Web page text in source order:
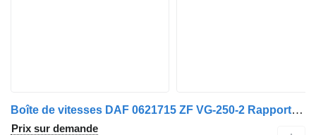
Boîte de vitesses DAF 0621715 ZF VG-250-2 Rapport 1,00-2,03 YA 4440 Plus de pièces en stock 0621715 / 621715 pour camion DAF
Prix sur demande